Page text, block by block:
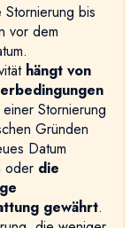
Stornierung bis
vor dem
hängt von
Stornierung
Gründen
Datum
oder die
gewährt.